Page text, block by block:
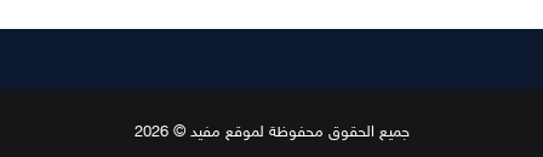
جميع الحقوق محفوظة لموقع مفيد © 2026